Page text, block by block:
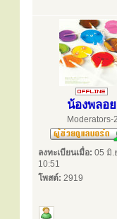
น้องพลอย
Moderators-2
ลงทะเบียนเมื่อ: 05 มิ.
10:51
โพสต์: 2919